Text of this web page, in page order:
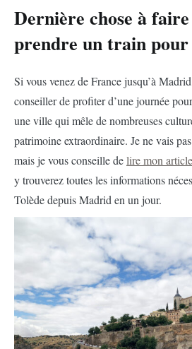
Dernière chose à
prendre un train pour
Si vous venez de France jusqu’à
conseiller de profiter d’une journée
une ville qui mêle de nombreuses
patrimoine extraordinaire. Je ne vais
mais je vous conseille delire mon
y trouverez toutes les informations
Tolède depuis Madrid en un jour.